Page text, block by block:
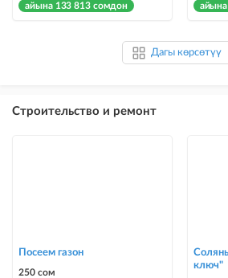
айына 133 813 сомдон
Дагы көрсөтүү
Строительство и ремонт
Посеем газон
250 сом
ключ"